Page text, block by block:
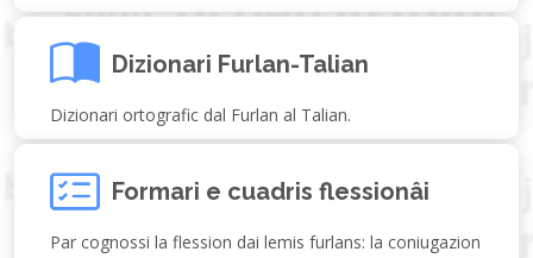
Dizionari Furlan-Talian
Dizionari ortografic dal Furlan al Talian.
Formari e cuadris flessionâi
Par cognossi la flession dai lemis furlans: la coniugazion